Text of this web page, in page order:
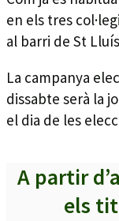
en els tres
al barri de St
La campanya
dissabte serà la
el dia de les
A partir
els